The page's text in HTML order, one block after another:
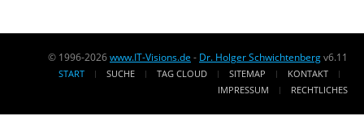
© 1996-2026www.IT-Visions.de - Dr. Holger Schwichtenbergv6.11
START SUCHE TAG CLOUD SITEMAP
KONTAKT
IMPRESSUM
RECHTLICHES